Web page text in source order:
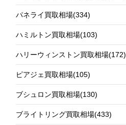
パネライ買取相場(334)
ハミルトン買取相場(103)
ハリーウィンストン買取相場(172)
ピアジェ買取相場(105)
ブシュロン買取相場(130)
ブライトリング買取相場(433)